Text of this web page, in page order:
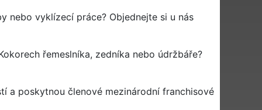
nebo vyklízecí práce? Objednejte si u nás
řemeslníka, zedníka nebo údržbáře?
a poskytnou členové mezinárodní franchisové